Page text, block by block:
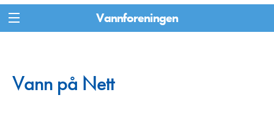
Vannforeningen
Vann på Nett